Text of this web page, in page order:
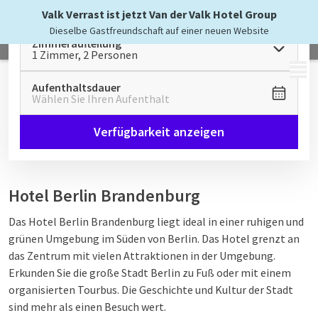
Valk Verrast ist jetzt Van der Valk Hotel Group
Dieselbe Gastfreundschaft auf einer neuen Website
MENÜ
Zimmeraufteilung
1 Zimmer, 2 Personen
Aufenthaltsdauer
Wählen Sie Ihren Aufenthalt
Verfügbarkeit anzeigen
Hotel Berlin Brandenburg
Das Hotel Berlin Brandenburg liegt ideal in einer ruhigen und
grünen Umgebung im Süden von Berlin. Das Hotel grenzt an
das Zentrum mit vielen Attraktionen in der Umgebung.
Erkunden Sie die große Stadt Berlin zu Fuß oder mit einem
organisierten Tourbus. Die Geschichte und Kultur der Stadt
sind mehr als einen Besuch wert.